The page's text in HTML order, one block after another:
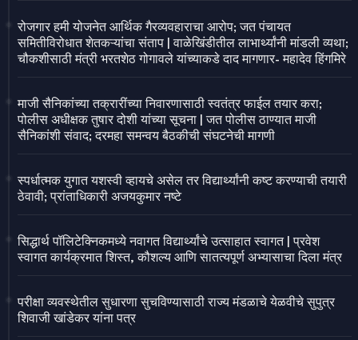
रोजगार हमी योजनेत आर्थिक गैरव्यवहाराचा आरोप; जत पंचायत
समितीविरोधात शेतकऱ्यांचा संताप | वाळेखिंडीतील लाभार्थ्यांनी मांडली व्यथा;
चौकशीसाठी मंत्री भरतशेठ गोगावले यांच्याकडे दाद मागणार- महादेव हिंगमिरे
माजी सैनिकांच्या तक्रारींच्या निवारणासाठी स्वतंत्र फाईल तयार करा;
पोलीस अधीक्षक तुषार दोशी यांच्या सूचना | जत पोलीस ठाण्यात माजी
सैनिकांशी संवाद; दरमहा समन्वय बैठकीची संघटनेची मागणी
स्पर्धात्मक युगात यशस्वी व्हायचे असेल तर विद्यार्थ्यांनी कष्ट करण्याची तयारी
ठेवावी; प्रांताधिकारी अजयकुमार नष्टे
सिद्धार्थ पॉलिटेक्निकमध्ये नवागत विद्यार्थ्यांचे उत्साहात स्वागत | प्रवेश
स्वागत कार्यक्रमात शिस्त, कौशल्य आणि सातत्यपूर्ण अभ्यासाचा दिला मंत्र
परीक्षा व्यवस्थेतील सुधारणा सुचविण्यासाठी राज्य मंडळाचे येळवीचे सुपुत्र
शिवाजी खांडेकर यांना पत्र